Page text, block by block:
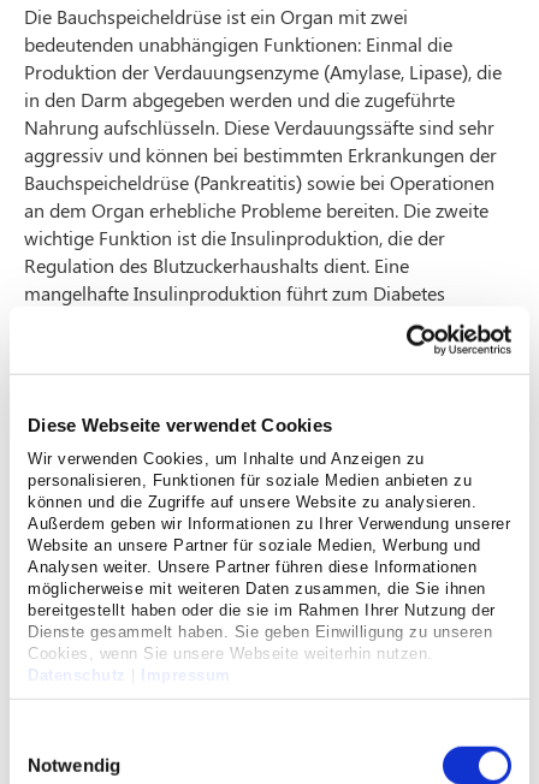
Diese Webseite verwendet Cookies
Wir verwenden Cookies, um Inhalte und Anzeigen zu
personalisieren, Funktionen für soziale Medien anbieten zu
können und die Zugriffe auf unsere Website zu analysieren.
Außerdem geben wir Informationen zu Ihrer Verwendung unserer
Website an unsere Partner für soziale Medien, Werbung und
Analysen weiter. Unsere Partner führen diese Informationen
möglicherweise mit weiteren Daten zusammen, die Sie ihnen
bereitgestellt haben oder die sie im Rahmen Ihrer Nutzung der
Dienste gesammelt haben. Sie geben Einwilligung zu unseren
Cookies, wenn Sie unsere Webseite weiterhin nutzen.
Datenschutz
Impressum
Notwendig
Die Bauchspeicheldrüse ist ein Organ mit zwei
bedeutenden unabhängigen Funktionen: Einmal die
Produktion der Verdauungsenzyme (Amylase, Lipase), die
in den Darm abgegeben werden und die zugeführte
Nahrung aufschlüsseln. Diese Verdauungssäfte sind sehr
aggressiv und können bei bestimmten Erkrankungen der
Bauchspeicheldrüse (Pankreatitis) sowie bei Operationen
an dem Organ erhebliche Probleme bereiten. Die zweite
wichtige Funktion ist die Insulinproduktion, die der
Regulation des Blutzuckerhaushalts dient. Eine
mangelhafte Insulinproduktion führt zum Diabetes
Viele Eingriffe an der Bauchspeicheldrüse dienen der
Operationen wird bei bösartigen Geschwülsten
erforderlich (Bauchspeicheldrüsenkrebs,
Pankreaskarzinom) und beinhaltet dann meist die
Entfernung eines Teils der Drüse, selten auch des gesamten
Organs. Welche exakte Operation erforderlich wird, richtet
sich in erster Linie nach dem Sitz des Tumors in der Drüse.
Häufig liegen Geschwülste im Pankreaskopf; in diesen
Fällen wird der Kopfteil der Drüse mit den umliegenden
Strukturen (Zwölffingerdarm, Teile der Gallenwege,
manchmal Teile des Magens) entfernt und eine
Rekonstruktion der Restorgane durchgeführt, damit
Operation möglich wird. Diese Operation wurde erstmals